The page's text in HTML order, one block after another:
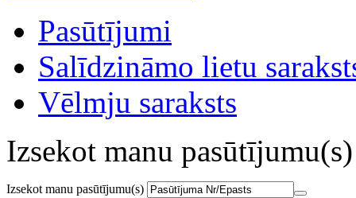
Pasūtījumi
Salīdzināmo lietu
Vēlmju saraksts
Izsekot manu pasūtījumu(s)
Izsekot manu pasūtījumu(s)